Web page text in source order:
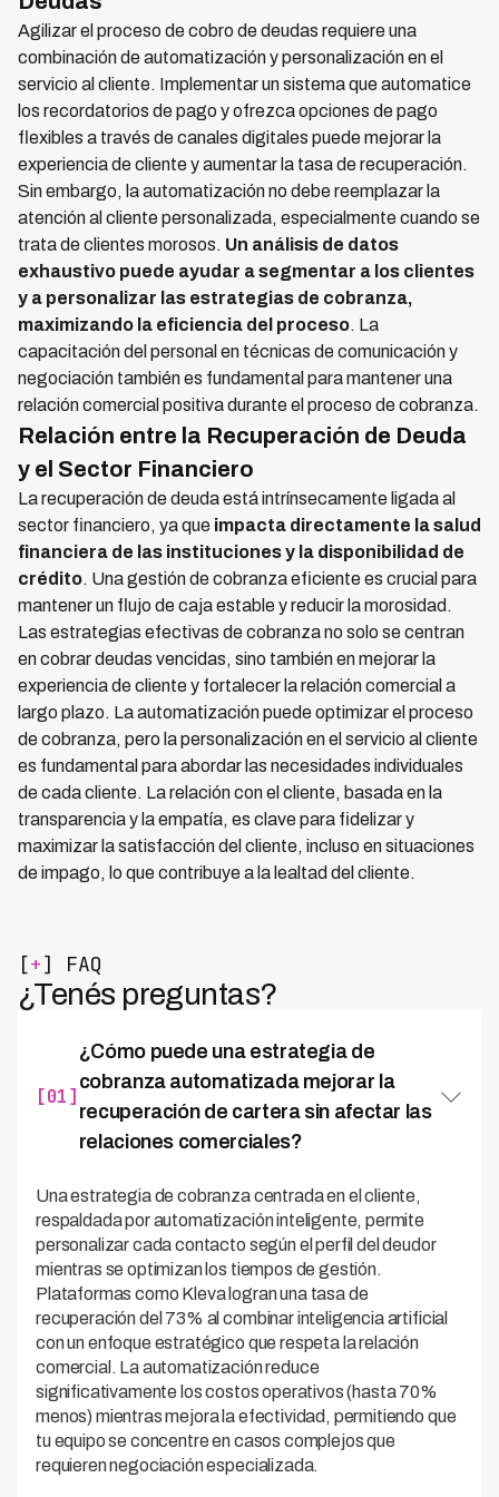
Agilizar el proceso de cobro de deudas requiere una
combinación de automatización y personalización en el
servicio al cliente. Implementar un sistema que automatice
los recordatorios de pago y ofrezca opciones de pago
flexibles a través de canales digitales puede mejorar la
experiencia de cliente y aumentar la tasa de recuperación.
Sin embargo, la automatización no debe reemplazar la
atención al cliente personalizada, especialmente cuando se
trata de clientes morosos. Un análisis de datos
exhaustivo puede ayudar a segmentar a los clientes
y a personalizar las estrategias de cobranza,
maximizando la eficiencia del proceso. La
capacitación del personal en técnicas de comunicación y
negociación también es fundamental para mantener una
relación comercial positiva durante el proceso de cobranza.
Relación entre la Recuperación de Deuda
y el Sector Financiero
La recuperación de deuda está intrínsecamente ligada al
sector financiero, ya que impacta directamente la salud
financiera de las instituciones y la disponibilidad de
crédito. Una gestión de cobranza eficiente es crucial para
mantener un flujo de caja estable y reducir la morosidad.
Las estrategias efectivas de cobranza no solo se centran
en cobrar deudas vencidas, sino también en mejorar la
experiencia de cliente y fortalecer la relación comercial a
largo plazo. La automatización puede optimizar el proceso
de cobranza, pero la personalización en el servicio al cliente
es fundamental para abordar las necesidades individuales
de cada cliente. La relación con el cliente, basada en la
transparencia y la empatía, es clave para fidelizar y
maximizar la satisfacción del cliente, incluso en situaciones
de impago, lo que contribuye a la lealtad del cliente.
[+] FAQ
¿Tenés preguntas?
[01]
¿Cómo puede una estrategia de
cobranza automatizada mejorar la
recuperación de cartera sin afectar las
relaciones comerciales?
Una estrategia de cobranza centrada en el cliente,
respaldada por automatización inteligente, permite
personalizar cada contacto según el perfil del deudor
mientras se optimizan los tiempos de gestión.
Plataformas como Kleva logran una tasa de
recuperación del 73% al combinar inteligencia artificial
con un enfoque estratégico que respeta la relación
comercial. La automatización reduce
significativamente los costos operativos (hasta 70%
menos) mientras mejora la efectividad, permitiendo que
tu equipo se concentre en casos complejos que
requieren negociación especializada.